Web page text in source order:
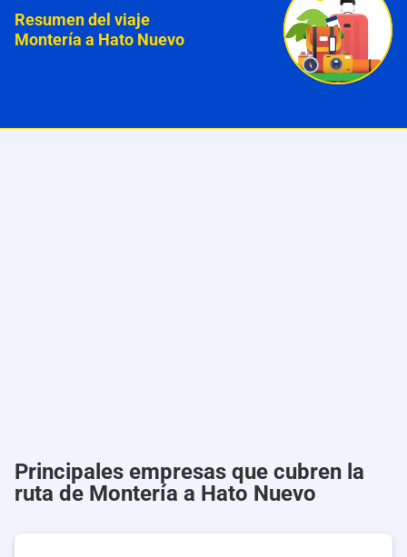
Resumen del viaje
Montería a Hato Nuevo
Principales empresas que cubren la
ruta de Montería a Hato Nuevo